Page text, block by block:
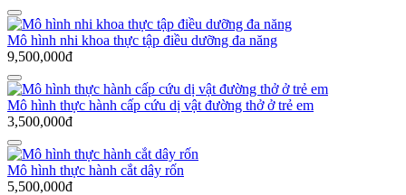
Mô hình nhi khoa thực tập điều dưỡng đa năng
9,500,000đ
Mô hình thực hành cấp cứu dị vật đường thở ở trẻ em
3,500,000đ
Mô hình thực hành cắt dây rốn
5,500,000đ